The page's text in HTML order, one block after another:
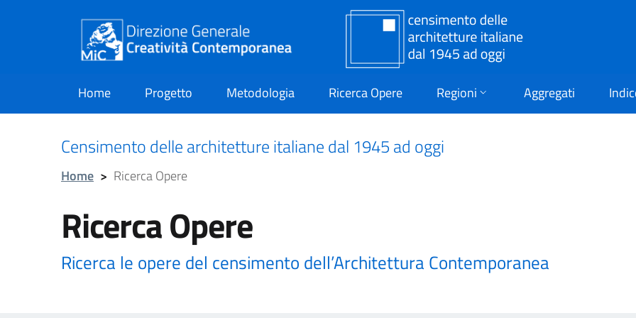
Home
current Progetto Metodologia Ricerca Opere Regioni Aggregati
Censimento delle architetture italiane dal 1945 ad oggi
Home > Ricerca Opere
Ricerca Opere
Ricerca le opere del censimento dell’Architettura Contemporanea